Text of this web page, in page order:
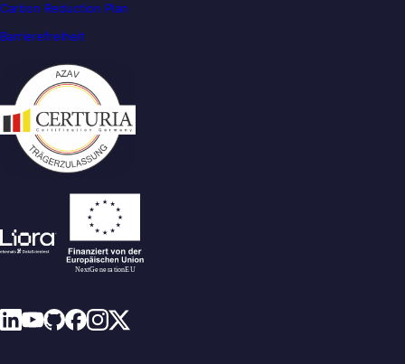
Carbon Reduction Plan
Barrierefreiheit